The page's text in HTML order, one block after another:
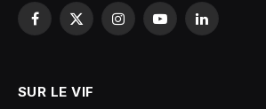
Facebook
X
InstagramYouTubeLinkedIn
SUR LE VIF